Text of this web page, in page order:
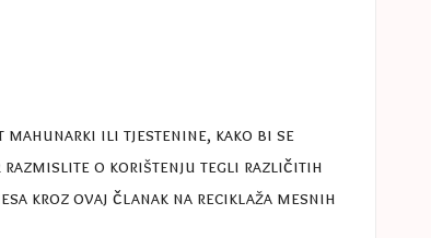
mahunarki ili tjestenine, kako bi se
razmislite o korištenju tegli različitih
kroz ovaj članak na reciklaža mesnih